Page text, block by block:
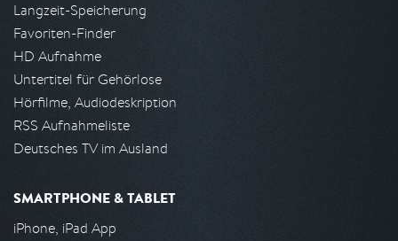
Langzeit-Speicherung
Favoriten-Finder
HD Aufnahme
Untertitel für Gehörlose
Hörfilme, Audiodeskription
RSS Aufnahmeliste
Deutsches TV im Ausland
SMARTPHONE & TABLET
iPhone, iPad App